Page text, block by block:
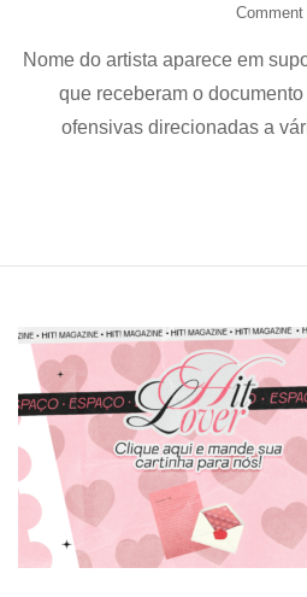
Comment
Nome do artista aparece em
que receberam o
ofensivas direcionadas a